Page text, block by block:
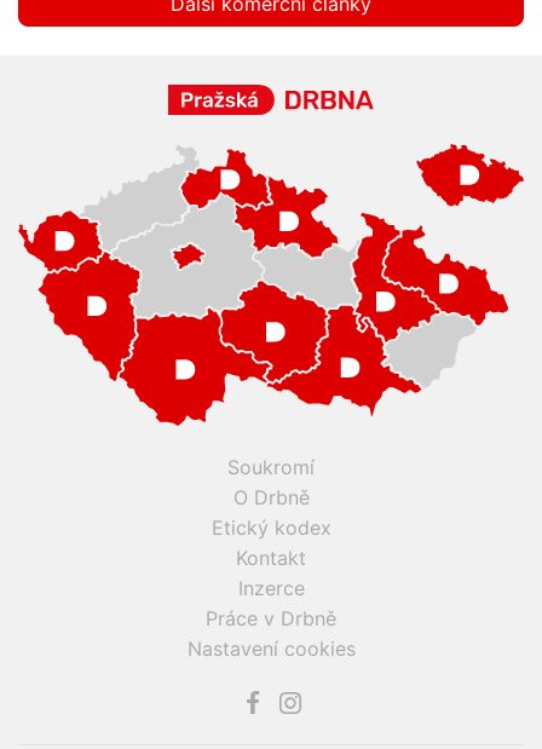
Soukromí
O Drbně
Etický kodex
Kontakt
Inzerce
Práce v Drbně
Nastavení cookies